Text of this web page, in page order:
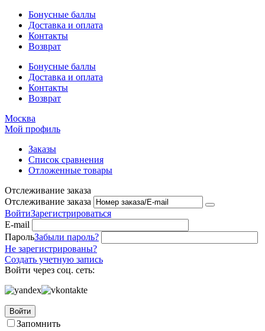
Бонусные баллы
Доставка и оплата
Контакты
Возврат
Бонусные баллы
Доставка и оплата
Контакты
Возврат
Москва
Мой профиль
Заказы
Список сравнения
Отложенные товары
Отслеживание заказа
Отслеживание заказа
ВойтиЗарегистрироваться
E-mail
ПарольЗабыли пароль?
Не зарегистрированы?
Создать учетную запись
Войти через соц. сеть:
Войти
Запомнить